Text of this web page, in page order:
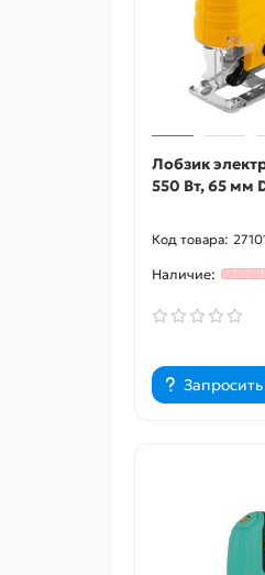
Лобзик
550 Вт, 65 мм